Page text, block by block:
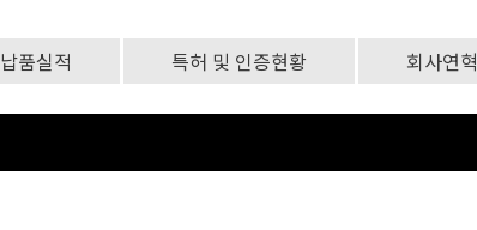
납품실적 특허 및 인증현황 회사연혁